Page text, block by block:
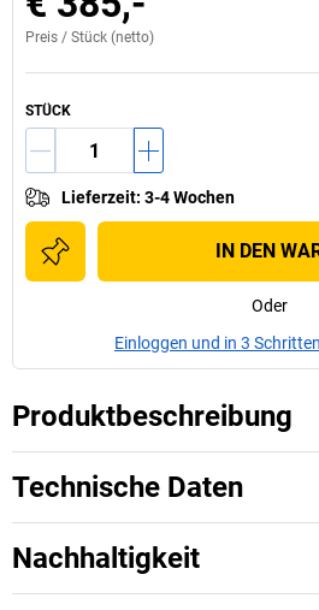
Preis / Stück (netto)
STÜCK
Lieferzeit: 3-4 Wochen
IN DEN
Oder
Einloggen und in 3
Produktbeschreibung
Technische Daten
Nachhaltigkeit